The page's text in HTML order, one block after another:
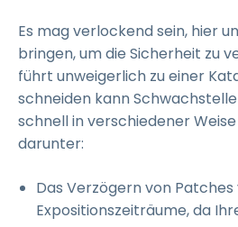
Es mag verlockend sein, hier
bringen, um die Sicherheit zu
führt unweigerlich zu einer
schneiden kann
schnell in verschiedener
darunter:
Das Verzögern von
Expositionszeiträume, da